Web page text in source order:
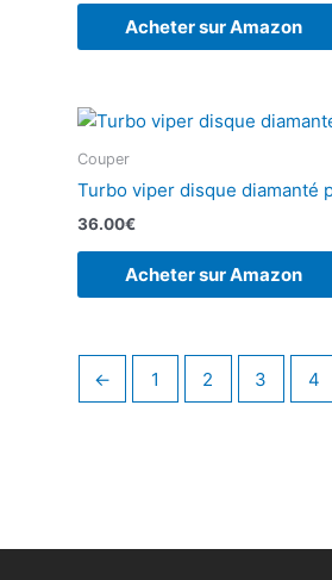
Acheter sur Amazon
Couper
Turbo viper disque diamanté
36.00€
Acheter sur Amazon
← 1 2 3 4